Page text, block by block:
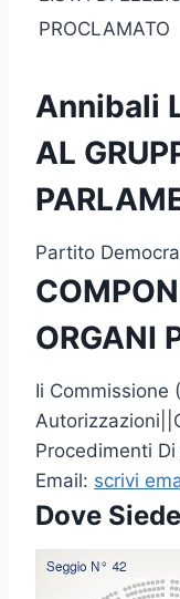
PROCLAMATO
Annibali
AL
Partito
ORGANI
Ii Commissione
Procedimenti
Email: scrivi
Dove